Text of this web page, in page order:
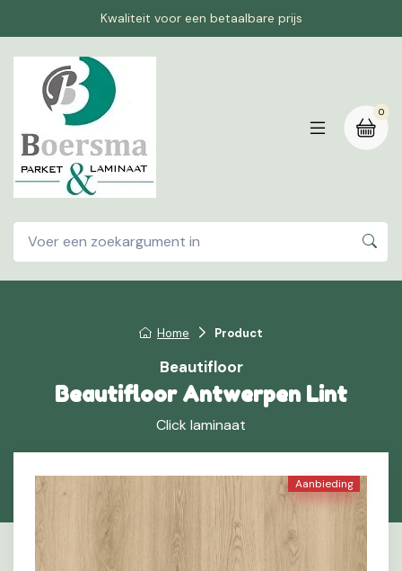
Kwaliteit voor een betaalbare prijs
0
Home Product
Beautifloor
Beautifloor Antwerpen Lint
Click laminaat
Aanbieding